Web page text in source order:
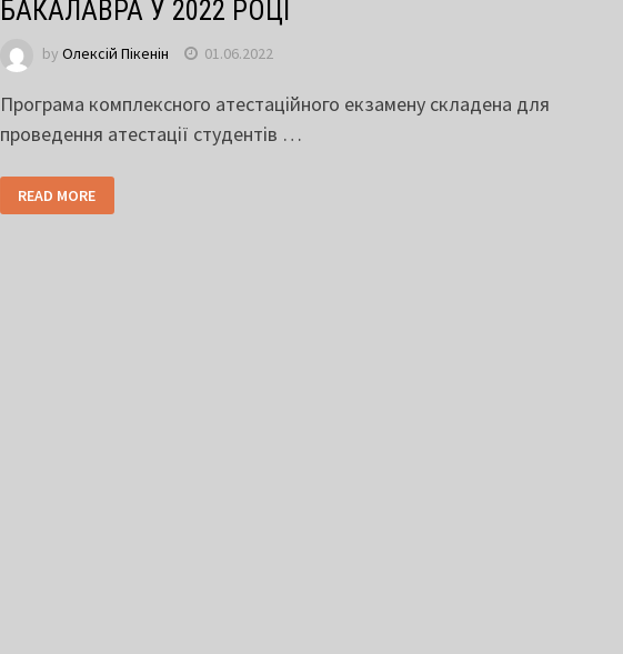
БАКАЛАВРА У 2022 РОЦІ
by Олексій Пікенін 01.06.2022
Програма комплексного атестаційного екзамену складена для
проведення атестації студентів …
READ MORE